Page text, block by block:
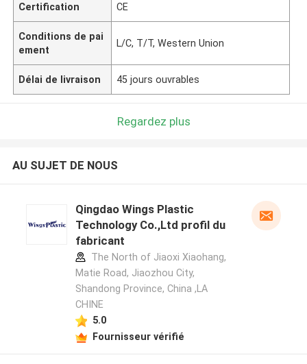
Certification CE
Conditions de pai
ement
L/C, T/T, Western Union
Délai de livraison 45 jours ouvrables
Regardez plus
AU SUJET DE NOUS
Qingdao Wings Plastic
Technology Co.,Ltd profil du
fabricant
The North of Jiaoxi Xiaohang,
Matie Road, Jiaozhou City,
Shandong Province, China ,LA
CHINE
5.0
Fournisseur vérifié